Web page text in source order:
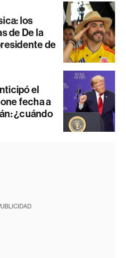
los
de De la
de
el
fecha a
¿cuándo